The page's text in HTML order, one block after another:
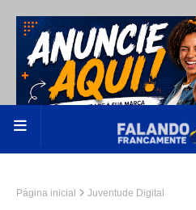
Página inicial Juventude Digital